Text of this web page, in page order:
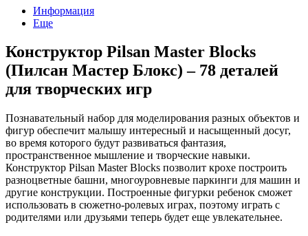
Информация
Еще
Конструктор Pilsan Master Blocks
(Пилсан Мастер Блокс) – 78 деталей
для творческих игр
Познавательный набор для моделирования разных объектов и
фигур обеспечит малышу интересный и насыщенный досуг,
во время которого будут развиваться фантазия,
пространственное мышление и творческие навыки.
Конструктор Pilsan Master Blocks позволит крохе построить
разноцветные башни, многоуровневые паркинги для машин и
другие конструкции. Построенные фигурки ребенок сможет
использовать в сюжетно-ролевых играх, поэтому играть с
родителями или друзьями теперь будет еще увлекательнее.